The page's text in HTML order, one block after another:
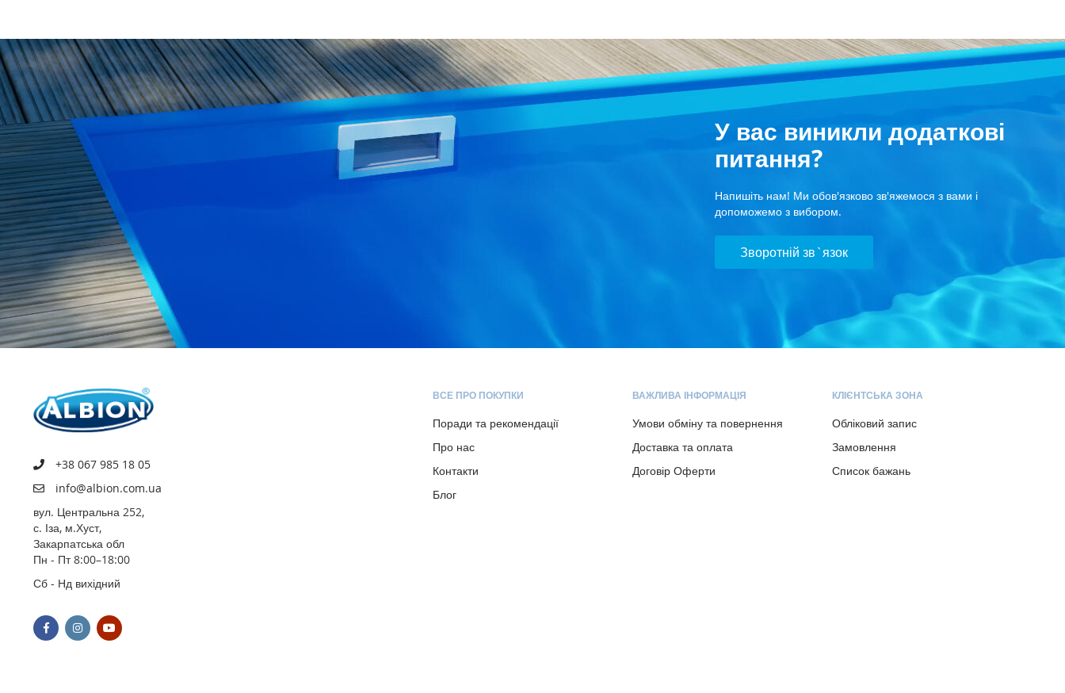
У вас виникли додаткові
питання?
Напишіть нам! Ми обов'язково зв'яжемося з вами і
допоможемо з вибором.
Зворотній зв`язок
+38 067 985 18 05
info@albion.com.ua
вул. Центральна 252,
с. Іза, м.Хуст,
Закарпатська обл
Пн - Пт 8:00–18:00
Сб - Нд вихідний
ВСЕ ПРО ПОКУПКИ
Поради та рекомендації
Про нас
Контакти
Блог
ВАЖЛИВА ІНФОРМАЦІЯ
Умови обміну та повернення
Доставка та оплата
Договір Оферти
КЛІЄНТСЬКА ЗОНА
Обліковий запис
Замовлення
Список бажань